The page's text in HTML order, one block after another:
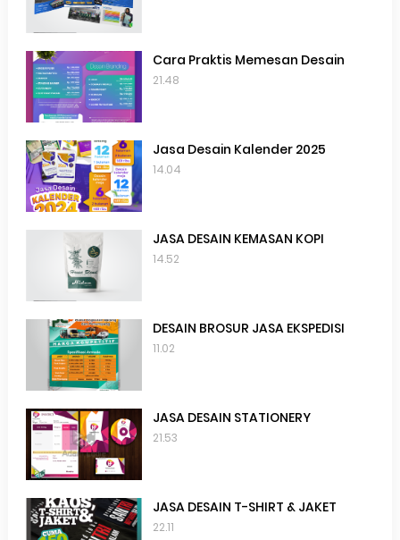
Cara Praktis Memesan Desain
21.48
Jasa Desain Kalender 2025
14.04
JASA DESAIN KEMASAN KOPI
14.52
DESAIN BROSUR JASA EKSPEDISI
11.02
JASA DESAIN STATIONERY
21.53
JASA DESAIN T-SHIRT & JAKET
22.11